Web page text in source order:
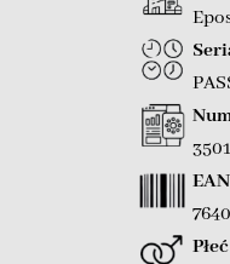
EAN
Płeć